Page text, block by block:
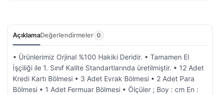
AçıklamaDeğerlendirmeler 0
• Ürünlerimiz Orjinal %100 Hakiki Deridir. • Tamamen El
İşçiliği ile 1. Sınıf Kalite Standartlarında üretilmiştir. • 12 Adet
Kredi Kartı Bölmesi • 3 Adet Evrak Bölmesi • 2 Adet Para
Bölmesi • 1 Adet Fermuar Bölmesi • Ölçüler ; Boy : cm En :